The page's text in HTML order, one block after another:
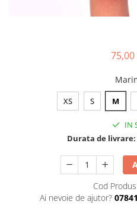
Halate medicale polar - unisex
Sorturi restaurante
Tricouri de lucru
Saboti medicali
ACCESORII
75,00
XS S M
IN
Durata de livrare:
Cod
Ai nevoie de ajutor?